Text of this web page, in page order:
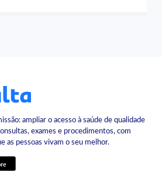
ampliar o acesso à saúde de qualidade
exames e procedimentos, com
as pessoas vivam o seu melhor.